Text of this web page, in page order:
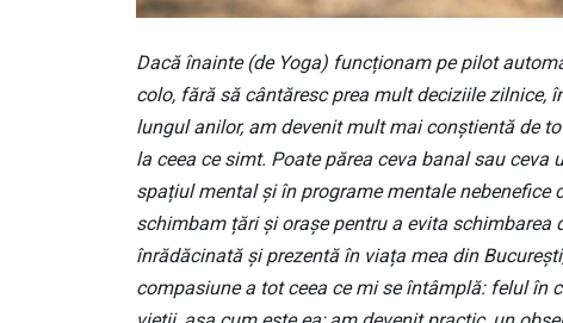
Dacă înainte (de Yoga) funcționam pe pilot
colo, fără să cântăresc prea mult deciziile zilnice,
lungul anilor, am devenit mult mai conștientă de
la ceea ce simt. Poate părea ceva banal sau
spațiul mental și în programe mentale nebenefice
schimbam țări și orașe pentru a evita schimbarea
înrădăcinată și prezentă în viața mea din
compasiune a tot ceea ce mi se întâmplă: felul în